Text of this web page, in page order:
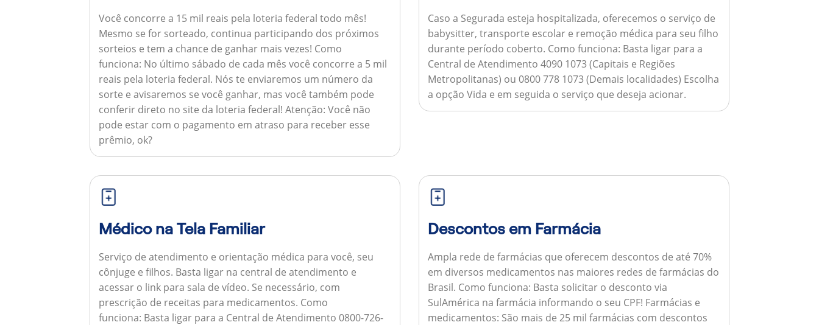
Você concorre a 15 mil reais pela loteria federal todo mês!
Mesmo se for sorteado, continua participando dos próximos
sorteios e tem a chance de ganhar mais vezes! Como
funciona: No último sábado de cada mês você concorre a 5 mil
reais pela loteria federal. Nós te enviaremos um número da
sorte e avisaremos se você ganhar, mas você também pode
conferir direto no site da loteria federal!Atenção: Você não
pode estar com o pagamento em atraso para receber esse
prêmio, ok?
Caso a Segurada esteja hospitalizada, oferecemos o serviço de
babysitter, transporte escolar e remoção médica para seu filho
durante período coberto. Como funciona: Basta ligar para a
Central de Atendimento 4090 1073 (Capitais e Regiões
Metropolitanas) ou 0800 778 1073 (Demais localidades) Escolha
a opção Vida e em seguida o serviço que deseja acionar.
Médico na Tela Familiar
Serviço de atendimento e orientação médica para você, seu
cônjuge e filhos. Basta ligar na central de atendimento e
acessar o link para sala de vídeo. Se necessário, com
prescrição de receitas para medicamentos. Como
funciona: Basta ligar para a Central de Atendimento 0800-726-
Descontos em Farmácia
Ampla rede de farmácias que oferecem descontos de até 70%
em diversos medicamentos nas maiores redes de farmácias do
Brasil. Como funciona: Basta solicitar o desconto via
SulAmérica na farmácia informando o seu CPF! Farmácias e
medicamentos: São mais de 25 mil farmácias com descontos